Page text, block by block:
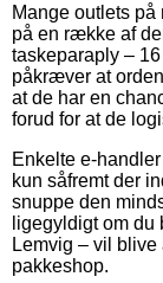
Mange outlets
på en række af
taskeparaply –
påkræver at
at de har en
forud for at de
Enkelte e-
kun såfremt der
snuppe den
ligegyldigt om
Lemvig – vil blive
pakkeshop.